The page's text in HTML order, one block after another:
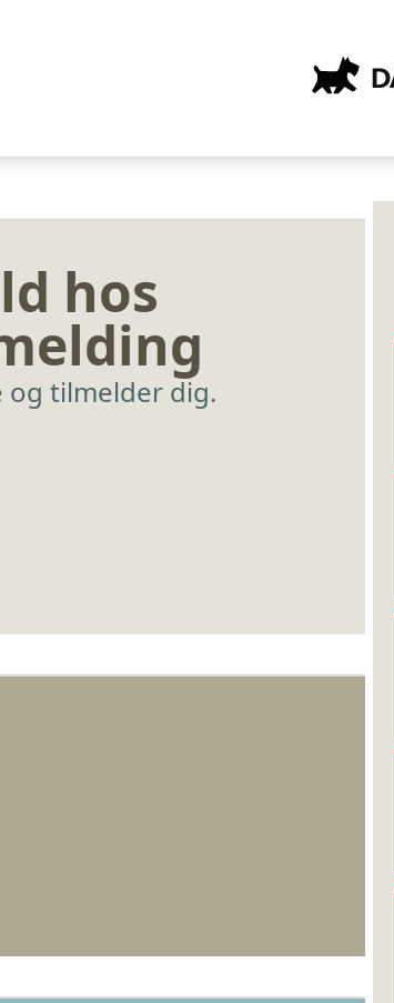
hos
og tilmelder dig.